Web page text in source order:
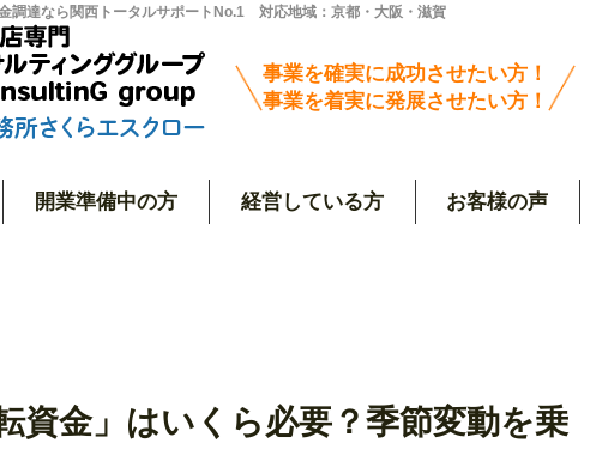
調達なら関西トータルサポートNo.1 対応地域：京都・大阪・滋賀
事業を確実に成功させたい方！
事業を着実に発展させたい方！
開業準備中の方 経営している方 お客様の声
資金」はいくら必要？季節変動を乗